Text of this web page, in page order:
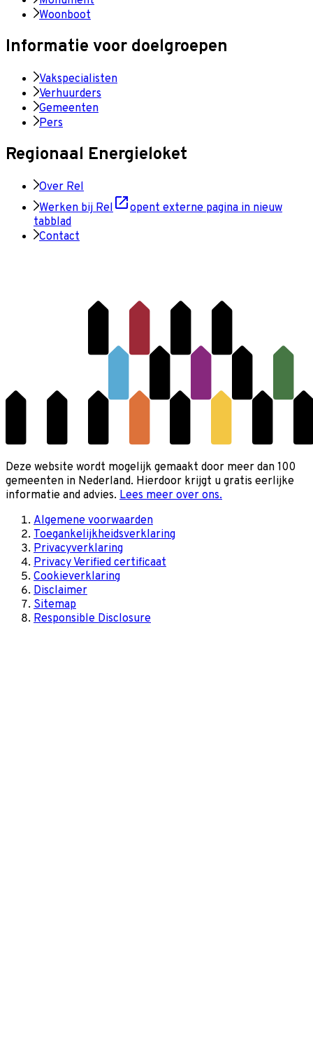
Woonboot
Informatie voor doelgroepen
Vakspecialisten
Verhuurders
Gemeenten
Pers
Regionaal Energieloket
Over Rel
Werken bij Rel
opent externe pagina in nieuw
tabblad
Contact
Deze website wordt mogelijk gemaakt door meer dan 100
gemeenten in Nederland. Hierdoor krijgt u gratis eerlijke
informatie and advies. Lees meer over ons.
Algemene voorwaarden
Toegankelijkheidsverklaring
Privacyverklaring
Privacy Verified certificaat
Cookieverklaring
Disclaimer
Sitemap
Responsible Disclosure